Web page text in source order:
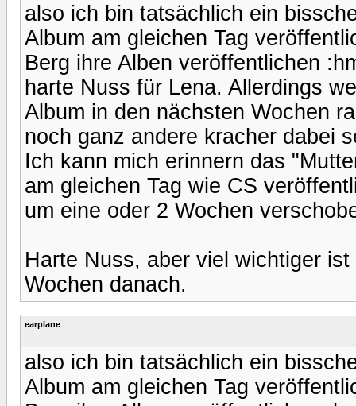
also ich bin tatsächlich ein
Album am gleichen Tag
Berg ihre Alben veröffentlichen
harte Nuss für Lena. Allerdings
Album in den nächsten Wochen
noch ganz andere kracher dabei
Ich kann mich erinnern das
am gleichen Tag wie CS
um eine oder 2 Wochen
Harte Nuss, aber viel wichtiger
Wochen danach.
earplane
also ich bin tatsächlich ein
Album am gleichen Tag